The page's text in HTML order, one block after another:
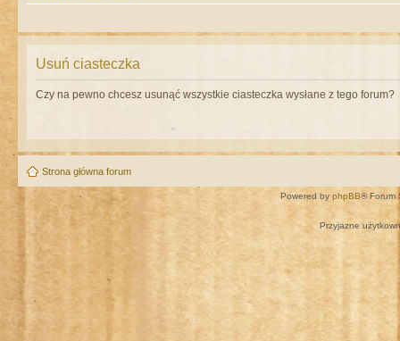
Usuń ciasteczka
Czy na pewno chcesz usunąć wszystkie ciasteczka wysłane z tego forum?
Strona główna forum
Powered by phpBB® Forum
Przyjazne